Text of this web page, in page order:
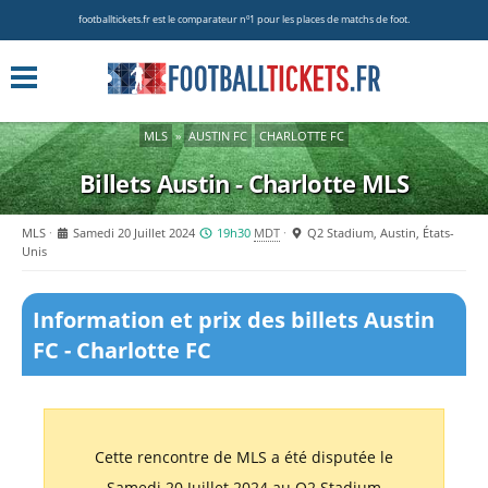
footballtickets.fr est le comparateur nº1 pour les places de matchs de foot.
MLS » AUSTIN FC CHARLOTTE FC
Billets Austin - CharlotteMLS
MLS Samedi 20 Juillet 2024 19h30 MDT
Q2 Stadium, Austin, États-
Unis
Information et prix des billets Austin
FC - Charlotte FC
Cette rencontre de MLS a été disputée le